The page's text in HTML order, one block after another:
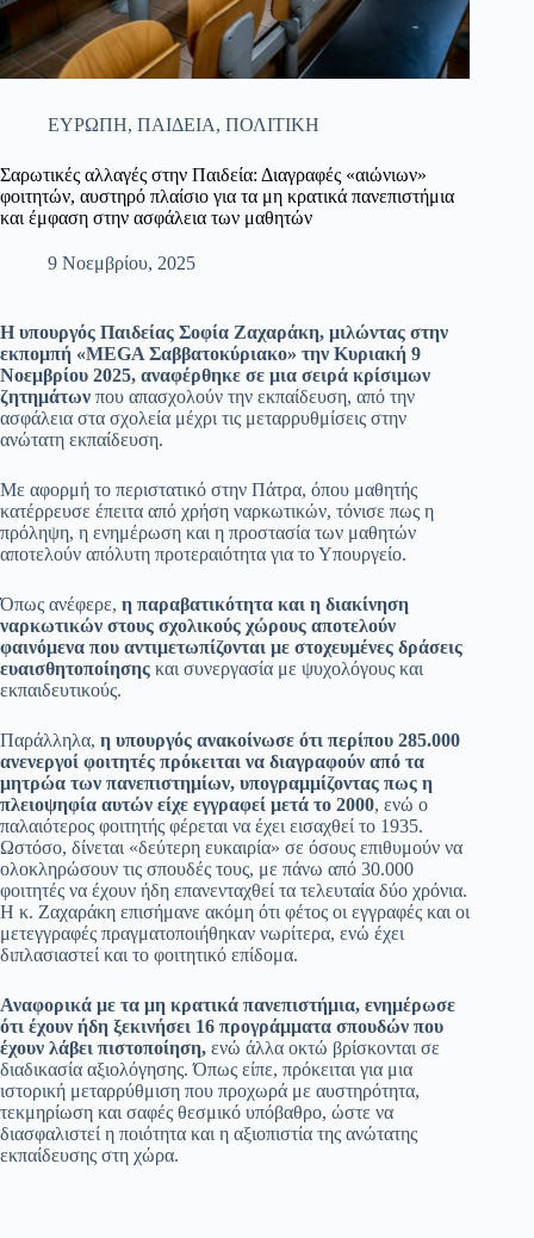
ΕΥΡΩΠΗ, ΠΑΙΔΕΙΑ, ΠΟΛΙΤΙΚΗ
Σαρωτικές αλλαγές στην Παιδεία: Διαγραφές «αιώνιων»
φοιτητών, αυστηρό πλαίσιο για τα μη κρατικά πανεπιστήμια
και έμφαση στην ασφάλεια των μαθητών
9 Νοεμβρίου, 2025
Η υπουργός Παιδείας Σοφία Ζαχαράκη, μιλώντας στην
εκπομπή «MEGA Σαββατοκύριακο» την Κυριακή 9
Νοεμβρίου 2025, αναφέρθηκε σε μια σειρά κρίσιμων
ζητημάτων που απασχολούν την εκπαίδευση, από την
ασφάλεια στα σχολεία μέχρι τις μεταρρυθμίσεις στην
ανώτατη εκπαίδευση.
Με αφορμή το περιστατικό στην Πάτρα, όπου μαθητής
κατέρρευσε έπειτα από χρήση ναρκωτικών, τόνισε πως η
πρόληψη, η ενημέρωση και η προστασία των μαθητών
αποτελούν απόλυτη προτεραιότητα για το Υπουργείο.
Όπως ανέφερε, η παραβατικότητα και η διακίνηση
ναρκωτικών στους σχολικούς χώρους αποτελούν
φαινόμενα που αντιμετωπίζονται με στοχευμένες δράσεις
ευαισθητοποίησης και συνεργασία με ψυχολόγους και
εκπαιδευτικούς.
Παράλληλα, η υπουργός ανακοίνωσε ότι περίπου 285.000
ανενεργοί φοιτητές πρόκειται να διαγραφούν από τα
μητρώα των πανεπιστημίων, υπογραμμίζοντας πως η
πλειοψηφία αυτών είχε εγγραφεί μετά το 2000, ενώ ο
παλαιότερος φοιτητής φέρεται να έχει εισαχθεί το 1935.
Ωστόσο, δίνεται «δεύτερη ευκαιρία» σε όσους επιθυμούν να
ολοκληρώσουν τις σπουδές τους, με πάνω από 30.000
φοιτητές να έχουν ήδη επανενταχθεί τα τελευταία δύο χρόνια.
Η κ. Ζαχαράκη επισήμανε ακόμη ότι φέτος οι εγγραφές και οι
μετεγγραφές πραγματοποιήθηκαν νωρίτερα, ενώ έχει
διπλασιαστεί και το φοιτητικό επίδομα.
Αναφορικά με τα μη κρατικά πανεπιστήμια, ενημέρωσε
ότι έχουν ήδη ξεκινήσει 16 προγράμματα σπουδών που
έχουν λάβει πιστοποίηση, ενώ άλλα οκτώ βρίσκονται σε
διαδικασία αξιολόγησης. Όπως είπε, πρόκειται για μια
ιστορική μεταρρύθμιση που προχωρά με αυστηρότητα,
τεκμηρίωση και σαφές θεσμικό υπόβαθρο, ώστε να
διασφαλιστεί η ποιότητα και η αξιοπιστία της ανώτατης
εκπαίδευσης στη χώρα.